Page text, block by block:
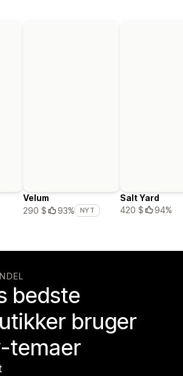
Velum
290 $
93% NYT
Salt Yard
420 $
94%
bedste
bruger
temaer